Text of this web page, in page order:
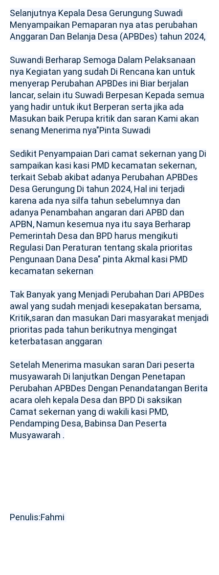
Selanjutnya Kepala Desa Gerungung Suwadi
Menyampaikan Pemaparan nya atas perubahan
Anggaran Dan Belanja Desa (APBDes) tahun 2024,
Suwandi Berharap Semoga Dalam Pelaksanaan
nya Kegiatan yang sudah Di Rencana kan untuk
menyerap Perubahan APBDes ini Biar berjalan
lancar, selain itu Suwadi Berpesan Kepada semua
yang hadir untuk ikut Berperan serta jika ada
Masukan baik Perupa kritik dan saran Kami akan
senang Menerima nya"Pinta Suwadi
Sedikit Penyampaian Dari camat sekernan yang Di
sampaikan kasi kasi PMD kecamatan sekernan,
terkait Sebab akibat adanya Perubahan APBDes
Desa Gerungung Di tahun 2024, Hal ini terjadi
karena ada nya silfa tahun sebelumnya dan
adanya Penambahan angaran dari APBD dan
APBN, Namun kesemua nya itu saya Berharap
Pemerintah Desa dan BPD harus mengikuti
Regulasi Dan Peraturan tentang skala prioritas
Pengunaan Dana Desa" pinta Akmal kasi PMD
kecamatan sekernan
Tak Banyak yang Menjadi Perubahan Dari APBDes
awal yang sudah menjadi kesepakatan bersama,
Kritik,saran dan masukan Dari masyarakat menjadi
prioritas pada tahun berikutnya mengingat
keterbatasan anggaran
Setelah Menerima masukan saran Dari peserta
musyawarah Di lanjutkan Dengan Penetapan
Perubahan APBDes Dengan Penandatangan Berita
acara oleh kepala Desa dan BPD Di saksikan
Camat sekernan yang di wakili kasi PMD,
Pendamping Desa, Babinsa Dan Peserta
Musyawarah .
Penulis:Fahmi